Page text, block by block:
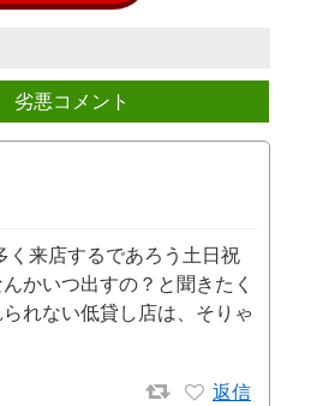
劣悪コメント
く来店するであろう土日祝
かいつ出すの？と聞きたく
れない低貸し店は、そりゃ
返信